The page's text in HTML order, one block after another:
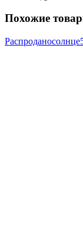
Похожие
Распроданосолнце